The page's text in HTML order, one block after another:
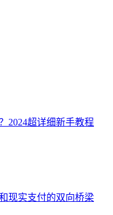
2024超详细新手教程
现实支付的双向桥梁